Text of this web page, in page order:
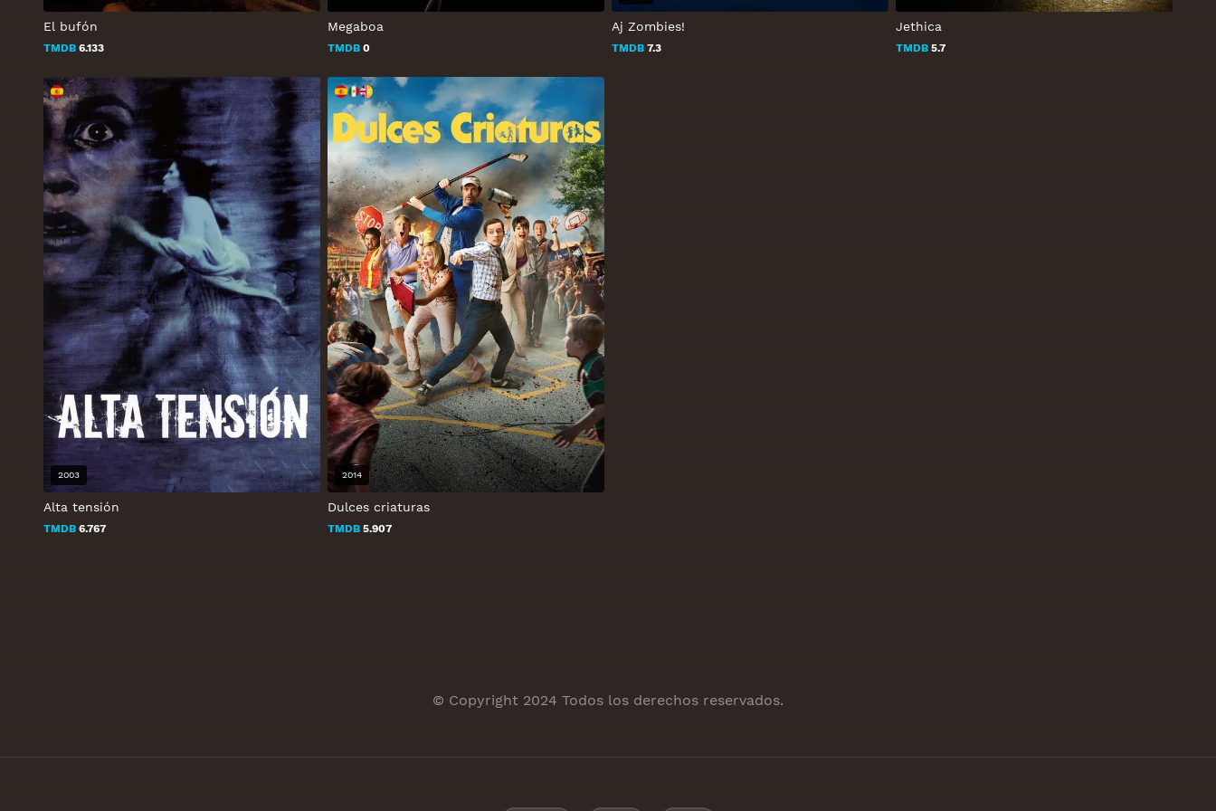
El bufón
TMDB 6.133
Megaboa
TMDB 0
Aj Zombies!
TMDB 7.3
Jethica
TMDB 5.7
Alta tensión
TMDB 6.767
2003
Dulces criaturas
TMDB 5.907
2014
© Copyright 2024 Todos los derechos reservados.